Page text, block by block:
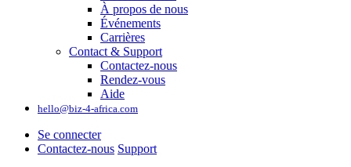
À propos de nous
Événements
Carrières
Contact & Support
Contactez-nous
Rendez-vous
Aide
hello@biz-4-africa.com
Se connecter
Contactez-nous Support